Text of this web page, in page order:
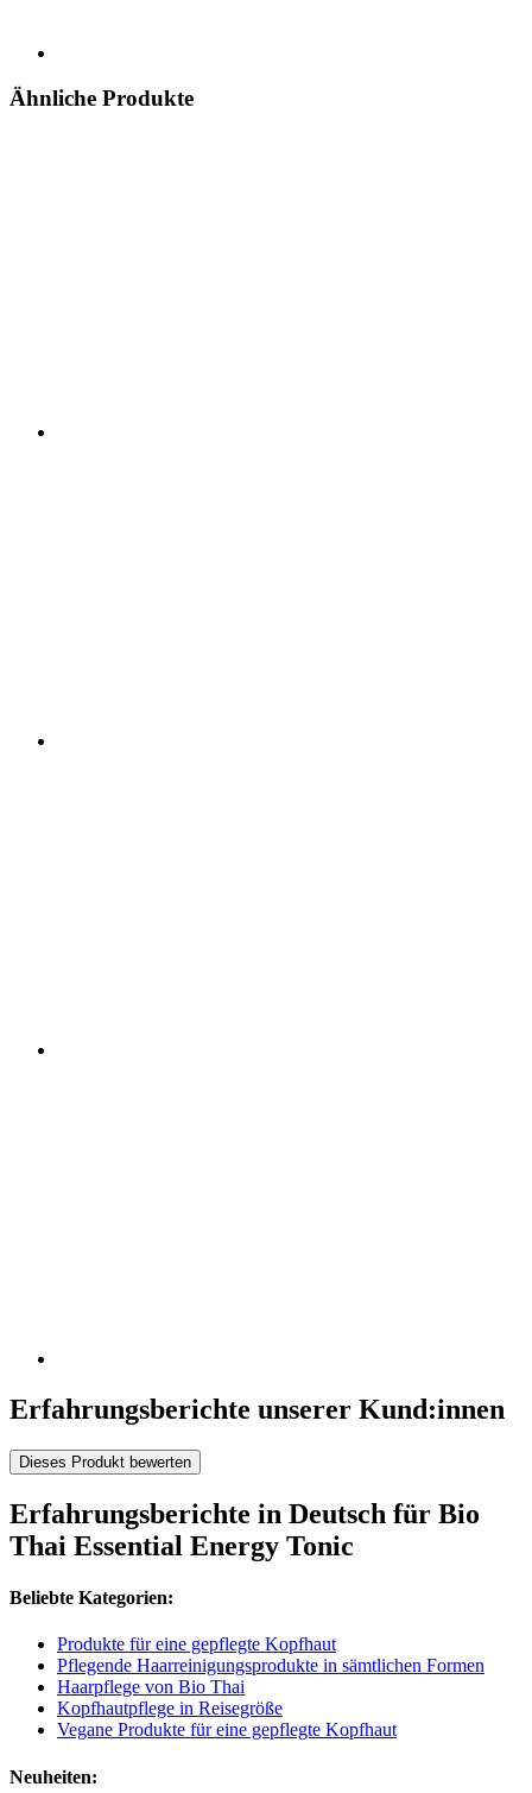
Ähnliche Produkte
Erfahrungsberichte unserer Kund:innen
Dieses Produkt bewerten
Erfahrungsberichte in Deutsch für Bio
Thai Essential Energy Tonic
Beliebte Kategorien:
Produkte für eine gepflegte Kopfhaut
Pflegende Haarreinigungsprodukte in sämtlichen Formen
Haarpflege von Bio Thai
Kopfhautpflege in Reisegröße
Vegane Produkte für eine gepflegte Kopfhaut
Neuheiten: